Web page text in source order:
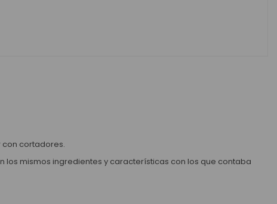
con cortadores.
mismos ingredientes y características con los que contaba